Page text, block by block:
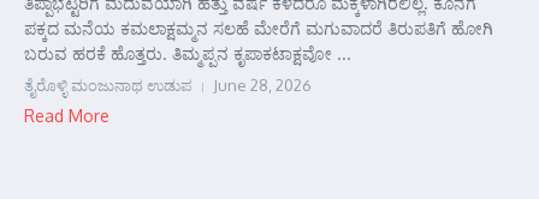
ಪಕ್ಕದ ಮನೆಯ ಕಮಲಾಕ್ಷಮ್ಮನ ಸಲಹೆ ಮೇರೆಗೆ ಮಗುವಾದರೆ ತಿರುಪತಿಗೆ ಹೋಗಿ
ಬರುವ ಹರಕೆ ಹೊತ್ತರು. ತಿಮ್ಮಪ್ಪನ ಕೃಪಾಕಟಾಕ್ಷವೋ ...
ತೈರೊಳ್ಳಿ ಮಂಜುನಾಥ ಉಡುಪ June 28, 2026
Read More